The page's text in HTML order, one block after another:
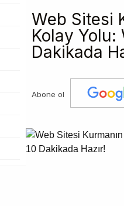
Web Sitesi
Kolay Yolu:
Dakikada
Abone ol